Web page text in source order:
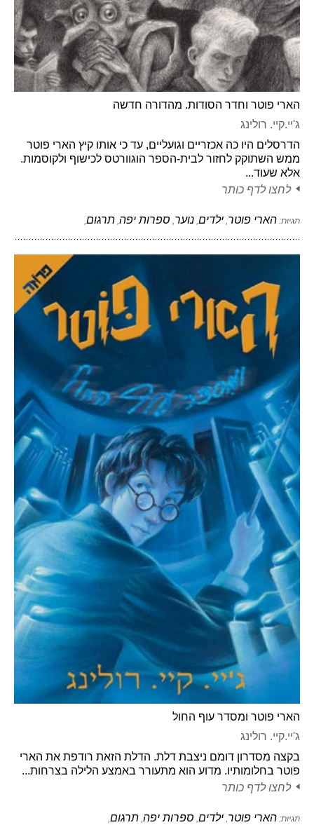
הארי פוטר וחדר הסודות. מהדורה חדשה
ג'יי.קיי. רולינג
הדרסלים היו כה אכזריים וגועליים, עד כי אותו קיץ הארי פוטר
ממש השתוקק לחזור לבית-הספר הוגוורטס לכישוף ולקוסמות.
אלא שעוד...
לחצו לדף כותר
תגיות: הארי פוטר, ילדים, נוער, ספרות יפה, תרגום,
הארי פוטר ומסדר עוף החול
ג'יי.קיי. רולינג
בקצה מסדרון דומם ניצבת דלת. הדלת הזאת רודפת את הארי
פוטר בחלומותיו. מדוע הוא מתעורר באמצע הלילה בצרחות...
לחצו לדף כותר
תגיות: הארי פוטר, ילדים, ספרות יפה, תרגום,